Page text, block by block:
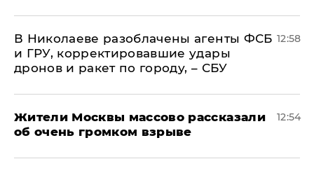
В Николаеве разоблачены агенты ФСБ
и ГРУ, корректировавшие удары
дронов и ракет по городу, – СБУ
12:58
Жители Москвы массово рассказали
об очень громком взрыве
12:54